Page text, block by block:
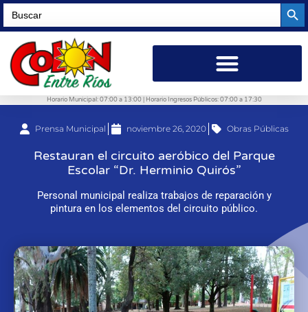
Search
for:
Horario Municipal: 07:00 a 13:00 | Horario Ingresos Públicos: 07:00 a 17:30
Prensa Municipal noviembre 26, 2020 Obras Públicas
Restauran el circuito aeróbico del Parque
Escolar “Dr. Herminio Quirós”
Personal municipal realiza trabajos de reparación y
pintura en los elementos del circuito público.